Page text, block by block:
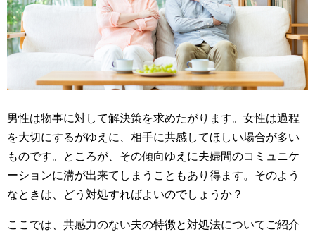
男性は物事に対して解決策を求めたがります。女性は過程
を大切にするがゆえに、相手に共感してほしい場合が多い
ものです。ところが、その傾向ゆえに夫婦間のコミュニケ
ーションに溝が出来てしまうこともあり得ます。そのよう
なときは、どう対処すればよいのでしょうか？
ここでは、共感力のない夫の特徴と対処法についてご紹介